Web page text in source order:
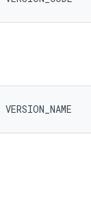
VERSION_NAME